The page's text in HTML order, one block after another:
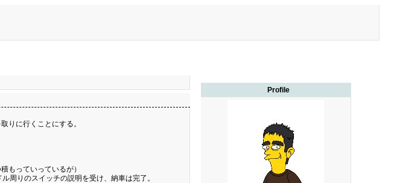
Profile
りに行くことにする。
もっていっているが）
周りのスイッチの説明を受け、納車は完了。